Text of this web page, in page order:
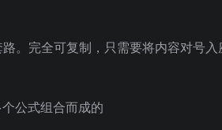
。完全可复制，只需要将内容对号
公式组合而成的